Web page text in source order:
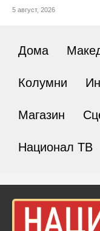
5 август, 2026
Дома
Колумни
Магазин
Национал ТВ